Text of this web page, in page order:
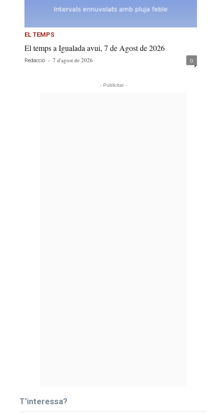
EL TEMPS
El temps a Igualada avui, 7 de Agost de 2026
Redacció - 7 d'agost de 2026 0
- Publicitat -
T’interessa?